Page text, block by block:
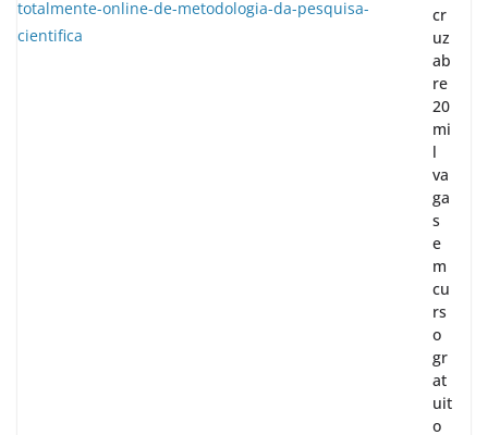
cr
uz
ab
re
20
mi
l
va
ga
s
e
m
cu
rs
o
gr
at
uit
o